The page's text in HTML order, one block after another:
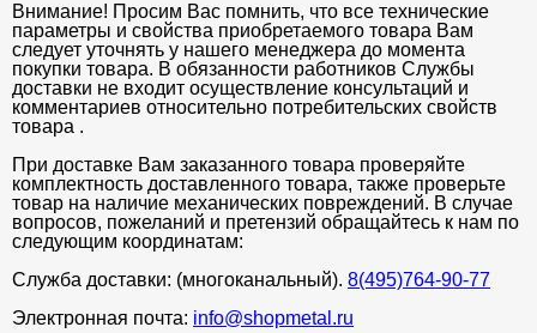
Внимание! Просим Вас помнить, что все технические
параметры и свойства приобретаемого товара Вам
следует уточнять у нашего менеджера до момента
покупки товара. В обязанности работников Службы
доставки не входит осуществление консультаций и
комментариев относительно потребительских свойств
товара .
При доставке Вам заказанного товара проверяйте
комплектность доставленного товара, также проверьте
товар на наличие механических повреждений. В случае
вопросов, пожеланий и претензий обращайтесь к нам по
следующим координатам:
Служба доставки: (многоканальный). 8(495)764-90-77
Электронная почта: info@shopmetal.ru